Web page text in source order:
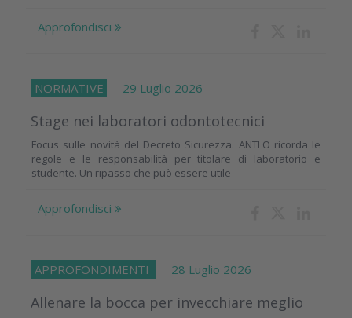
Approfondisci
NORMATIVE 29 Luglio 2026
Stage nei laboratori odontotecnici
Focus sulle novità del Decreto Sicurezza. ANTLO ricorda le
regole e le responsabilità per titolare di laboratorio e
studente. Un ripasso che può essere utile
Approfondisci
APPROFONDIMENTI 28 Luglio 2026
Allenare la bocca per invecchiare meglio